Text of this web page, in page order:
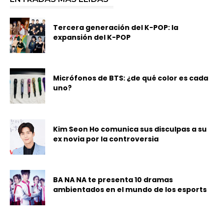
Tercera generación del K-POP: la
expansión del K-POP
Micrófonos de BTS: ¿de qué color es cada
uno?
Kim Seon Ho comunica sus disculpas a su
ex novia por la controversia
BA NA NA te presenta 10 dramas
ambientados en el mundo de los esports